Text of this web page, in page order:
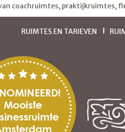
coachruimtes, praktijkruimtes,
RUIMTES EN TARIEVEN